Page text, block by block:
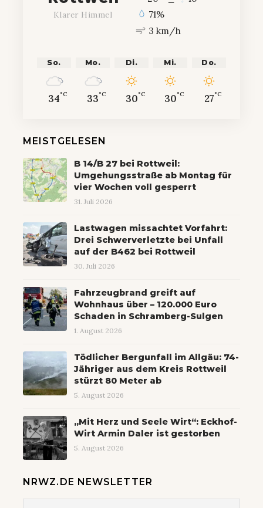
Klarer Himmel
71%
3 km/h
So.
34°C
Mo.
33°C
Di.
30°C
Mi.
30°C
Do.
27°C
MEISTGELESEN
B 14/B 27 bei Rottweil:
Umgehungsstraße ab Montag für
vier Wochen voll gesperrt
31. Juli 2026
Lastwagen missachtet Vorfahrt:
Drei Schwerverletzte bei Unfall
auf der B462 bei Rottweil
30. Juli 2026
Fahrzeugbrand greift auf
Wohnhaus über – 120.000 Euro
Schaden in Schramberg-Sulgen
1. August 2026
Tödlicher Bergunfall im Allgäu: 74-
Jähriger aus dem Kreis Rottweil
stürzt 80 Meter ab
5. August 2026
„Mit Herz und Seele Wirt“: Eckhof-
Wirt Armin Daler ist gestorben
5. August 2026
NRWZ.DE NEWSLETTER